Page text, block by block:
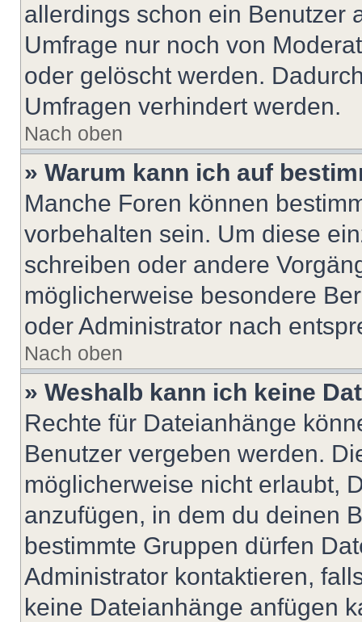
allerdings schon ein Benutzer
Umfrage nur noch von
oder gelöscht werden.
Umfragen verhindert werden.
Nach oben
» Warum kann ich auf
Manche Foren können
vorbehalten sein. Um diese
schreiben oder andere
möglicherweise besondere
oder Administrator nach
Nach oben
» Weshalb kann ich keine
Rechte für Dateianhänge
Benutzer vergeben werden.
möglicherweise nicht erlaubt,
anzufügen, in dem du deinen
bestimmte Gruppen dürfen
Administrator kontaktieren,
keine Dateianhänge anfügen